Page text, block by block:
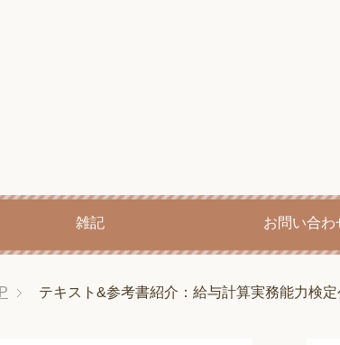
雑記 お問い合わ
テキスト&参考書紹介：給与計算実務能力検定